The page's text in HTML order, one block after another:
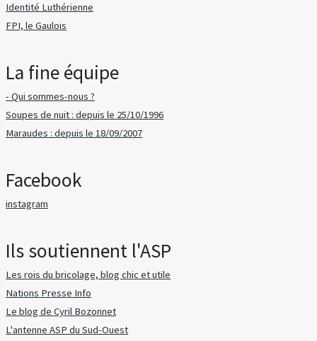
Identité Luthérienne
FPI, le Gaulois
La fine équipe
- Qui sommes-nous ?
Soupes de nuit : depuis le 25/10/1996
Maraudes : depuis le 18/09/2007
Facebook
instagram
Ils soutiennent l'ASP
Les rois du bricolage, blog chic et utile
Nations Presse Info
Le blog de Cyril Bozonnet
L'antenne ASP du Sud-Ouest